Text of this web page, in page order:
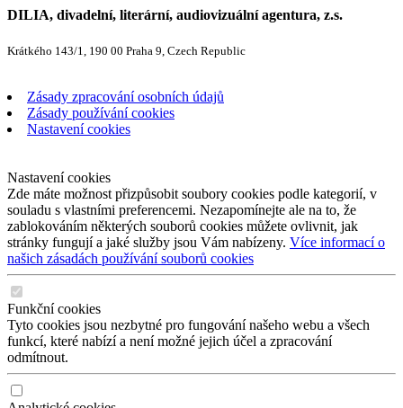
DILIA, divadelní, literární, audiovizuální agentura, z.s.
Krátkého 143/1, 190 00 Praha 9, Czech Republic
Zásady zpracování osobních údajů
Zásady používání cookies
Nastavení cookies
Nastavení cookies
Zde máte možnost přizpůsobit soubory cookies podle kategorií, v
souladu s vlastními preferencemi. Nezapomínejte ale na to, že
zablokováním některých souborů cookies můžete ovlivnit, jak
stránky fungují a jaké služby jsou Vám nabízeny. Více informací o
našich zásadách používání souborů cookies
Funkční cookies
Tyto cookies jsou nezbytné pro fungování našeho webu a všech
funkcí, které nabízí a není možné jejich účel a zpracování
odmítnout.